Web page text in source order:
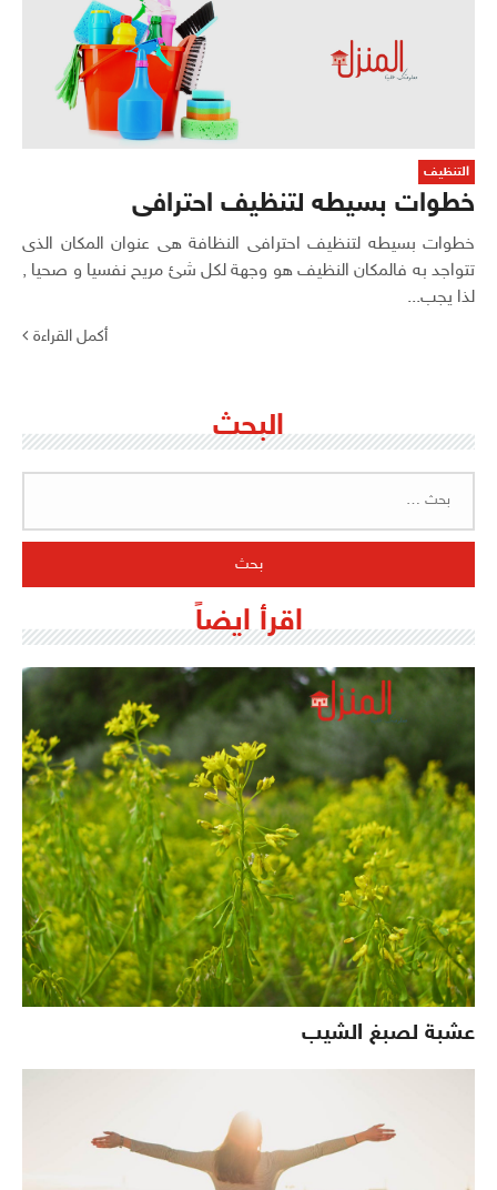
التنظيف
خطوات بسيطه لتنظيف احترافى
خطوات بسيطه لتنظيف احترافى النظافة هى عنوان المكان الذى
تتواجد به فالمكان النظيف هو وجهة لكل شئ مريح نفسيا و صحيا ,
لذا يجب...
أكمل القراءة
البحث
اقرأ ايضاً
عشبة لصبغ الشيب